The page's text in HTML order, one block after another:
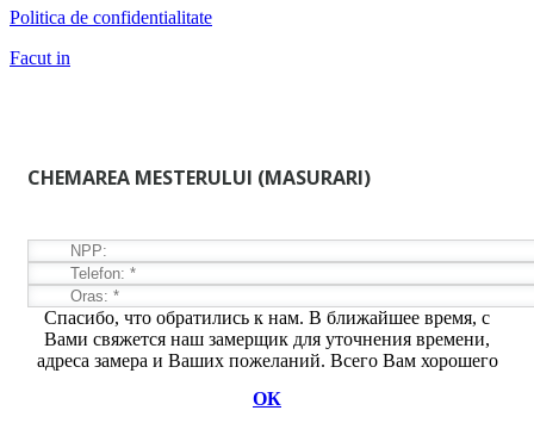
Politica de confidentialitate
Facut in
CHEMAREA MESTERULUI (MASURARI)
Спасибо, что обратились к нам. В ближайшее время, с
Вами свяжется наш замерщик для уточнения времени,
адреса замера и Ваших пожеланий. Всего Вам хорошего
ОК